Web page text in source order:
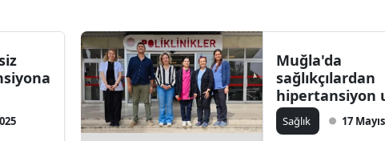
Bilecik
Muğla'da
sağlıkçılardan
hipertansiyon
'Sağlığınızı
ertelemeyin!'
Sağlık 17